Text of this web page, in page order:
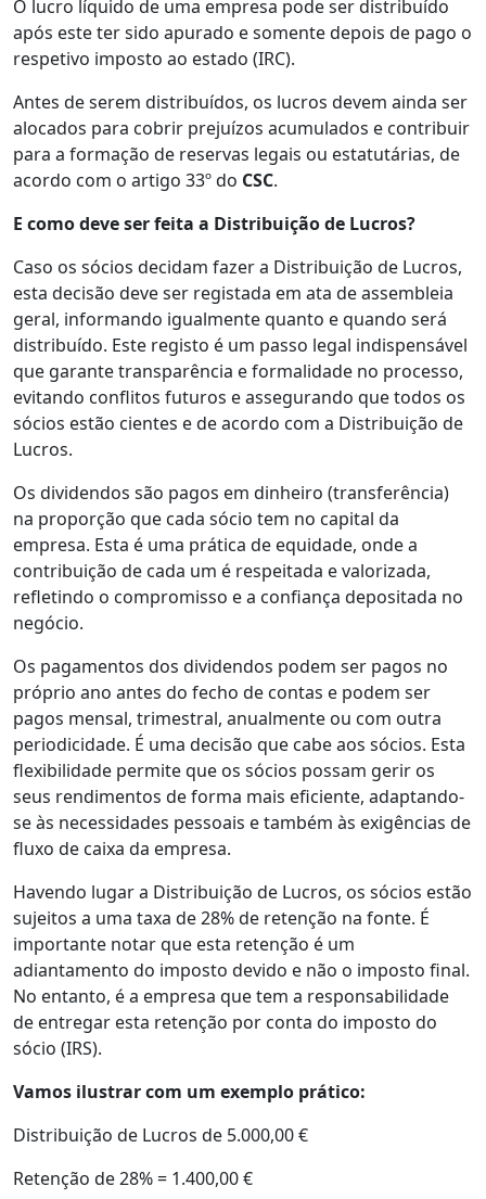
O lucro líquido de uma empresa pode ser distribuído
após este ter sido apurado e somente depois de pago o
respetivo imposto ao estado (IRC).
Antes de serem distribuídos, os lucros devem ainda ser
alocados para cobrir prejuízos acumulados e contribuir
para a formação de reservas legais ou estatutárias, de
acordo com o artigo 33º do CSC.
E como deve ser feita a Distribuição de Lucros?
Caso os sócios decidam fazer a Distribuição de Lucros,
esta decisão deve ser registada em ata de assembleia
geral, informando igualmente quanto e quando será
distribuído. Este registo é um passo legal indispensável
que garante transparência e formalidade no processo,
evitando conflitos futuros e assegurando que todos os
sócios estão cientes e de acordo com a Distribuição de
Lucros.
Os dividendos são pagos em dinheiro (transferência)
na proporção que cada sócio tem no capital da
empresa. Esta é uma prática de equidade, onde a
contribuição de cada um é respeitada e valorizada,
refletindo o compromisso e a confiança depositada no
negócio.
Os pagamentos dos dividendos podem ser pagos no
próprio ano antes do fecho de contas e podem ser
pagos mensal, trimestral, anualmente ou com outra
periodicidade. É uma decisão que cabe aos sócios. Esta
flexibilidade permite que os sócios possam gerir os
seus rendimentos de forma mais eficiente, adaptando-
se às necessidades pessoais e também às exigências de
fluxo de caixa da empresa.
Havendo lugar a Distribuição de Lucros, os sócios estão
sujeitos a uma taxa de 28% de retenção na fonte. É
importante notar que esta retenção é um
adiantamento do imposto devido e não o imposto final.
No entanto, é a empresa que tem a responsabilidade
de entregar esta retenção por conta do imposto do
sócio (IRS).
Vamos ilustrar com um exemplo prático:
Distribuição de Lucros de 5.000,00 €
Retenção de 28% = 1.400,00 €